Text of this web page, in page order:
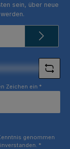
sein, über neue
Zeichen ein *
genommen
*